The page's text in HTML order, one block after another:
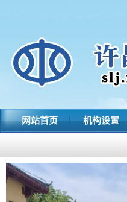
网站首页 机构设置